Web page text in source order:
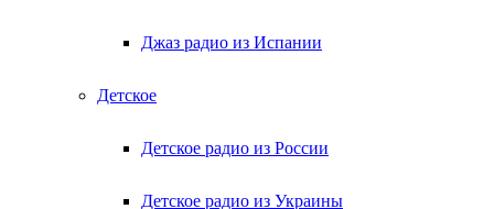
Джаз радио из Испании
Детское
Детское радио из России
Детское радио из Украины